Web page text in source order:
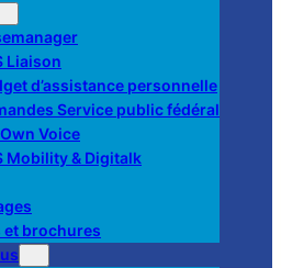
Liaison
d’assistance personnelle
Service public fédéral
Voice
Mobility & Digitalk
et brochures